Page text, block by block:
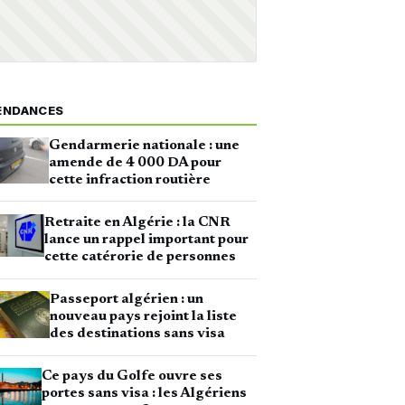
Gendarmerie nationale : une
amende de 4 000 DA pour
cette infraction routière
Retraite en Algérie : la CNR
lance un rappel important pour
cette catérorie de personnes
Passeport algérien : un
nouveau pays rejoint la liste
des destinations sans visa
Ce pays du Golfe ouvre ses
portes sans visa : les Algériens